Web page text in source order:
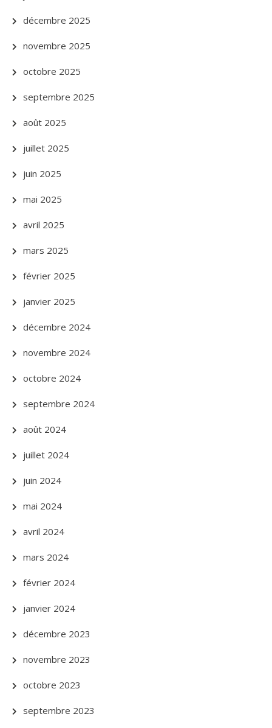
décembre 2025
novembre 2025
octobre 2025
septembre 2025
août 2025
juillet 2025
juin 2025
mai 2025
avril 2025
mars 2025
février 2025
janvier 2025
décembre 2024
novembre 2024
octobre 2024
septembre 2024
août 2024
juillet 2024
juin 2024
mai 2024
avril 2024
mars 2024
février 2024
janvier 2024
décembre 2023
novembre 2023
octobre 2023
septembre 2023